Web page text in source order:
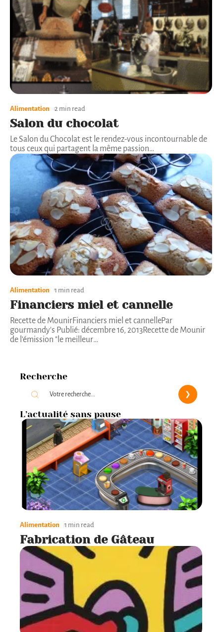
Alimentation 2 min read
Salon du chocolat
Le Salon du Chocolat est le rendez-vous incontournable de
tous ceux qui partagent la même passion…
Alimentation 1 min read
Financiers miel et cannelle
Recette de MounirFinanciers miel et cannellePar
gourmandy's Publié: décembre 16, 2013Recette de Mounir
de l'émission "le meilleur…
Recherche
L’actualité sans pause
Alimentation 1 min read
Fabrication de Gâteau